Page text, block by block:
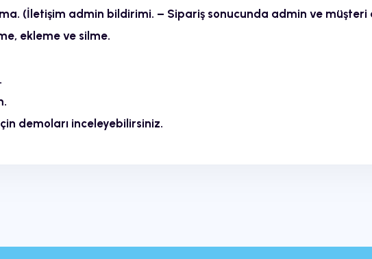
(İletişim admin bildirimi. – Sipariş sonucunda admin ve müşteri
ekleme ve silme.
demoları inceleyebilirsiniz.